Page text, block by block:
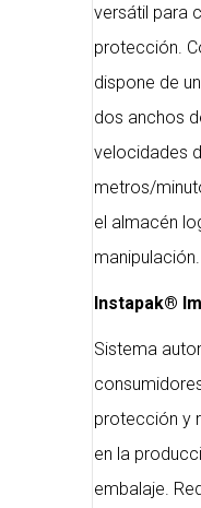
versátil para
protección.
dispone de
dos anchos
velocidades
metros/
el almacén
manipulación.
Instapak®
Sistema
protección y
en la
embalaje.